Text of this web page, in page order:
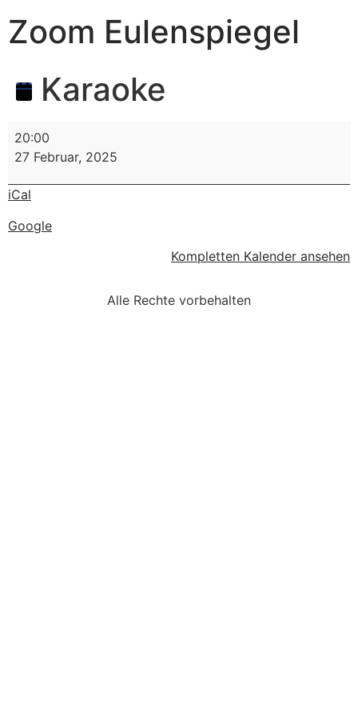
Zoom Eulenspiegel
Karaoke
20:00
27 Februar, 2025
iCal
Google
Kompletten Kalender ansehen
Alle Rechte vorbehalten